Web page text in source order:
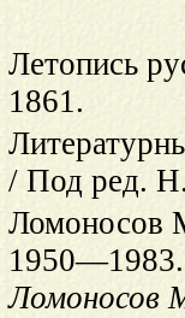
Летопись
1861.
/ Под ред.
1950—1983.
Ломоносов